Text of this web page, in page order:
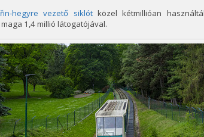
hegyre vezető siklótközel kétmillióan
1,4 millió látogatójával.